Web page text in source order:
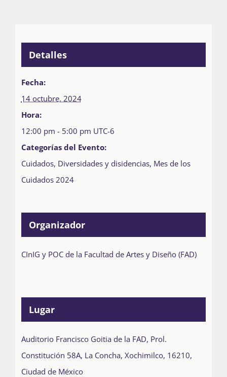
Detalles
Fecha:
14 octubre, 2024
Hora:
12:00 pm - 5:00 pm UTC-6
Categorías del Evento:
Cuidados, Diversidades y disidencias, Mes de los
Cuidados 2024
Organizador
CInIG y POC de la Facultad de Artes y Diseño (FAD)
Lugar
Auditorio Francisco Goitia de la FAD, Prol.
Constitución 58A, La Concha, Xochimilco, 16210,
Ciudad de México